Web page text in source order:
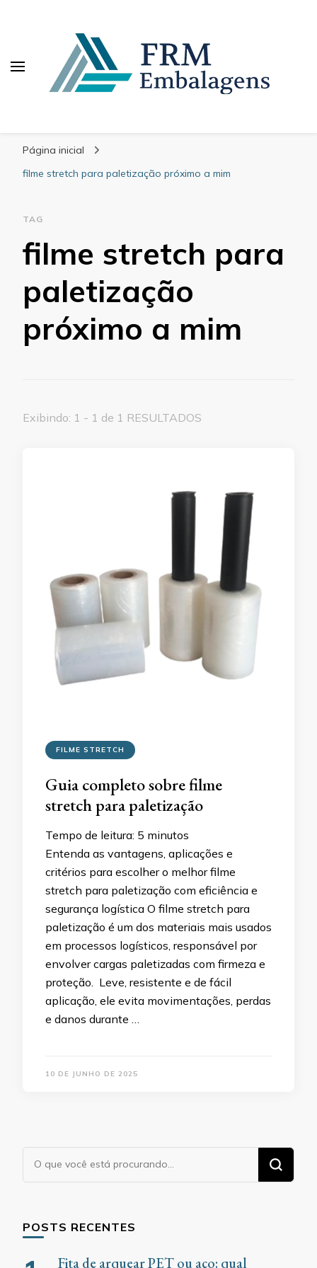
Página inicial
filme stretch para paletização próximo a mim
TAG
filme stretch para
paletização
próximo a mim
Exibindo: 1 - 1 de 1 RESULTADOS
FILME STRETCH
Guia completo sobre filme
stretch para paletização
Tempo de leitura: 5 minutos
Entenda as vantagens, aplicações e
critérios para escolher o melhor filme
stretch para paletização com eficiência e
segurança logística O filme stretch para
paletização é um dos materiais mais usados
em processos logísticos, responsável por
envolver cargas paletizadas com firmeza e
proteção. Leve, resistente e de fácil
aplicação, ele evita movimentações, perdas
e danos durante …
10 DE JUNHO DE 2025
Procurando
algo?
POSTS RECENTES
Fita de arquear PET ou aço: qual